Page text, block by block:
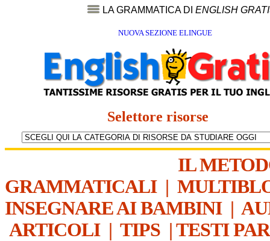
LA GRAMMATICA DI ENGLISH
NUOVA SEZIONE ELINGUE
Selettore risorse
IL
GRAMMATICALI|
INSEGNARE AI BAMBINI|
ARTICOLI| TIPS | TESTI